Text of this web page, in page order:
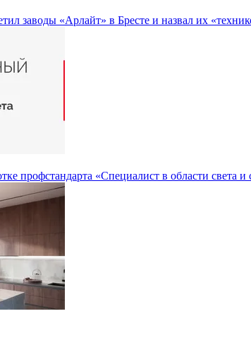
заводы «Арлайт» в Бресте и назвал их
профстандарта «Специалист в области света и